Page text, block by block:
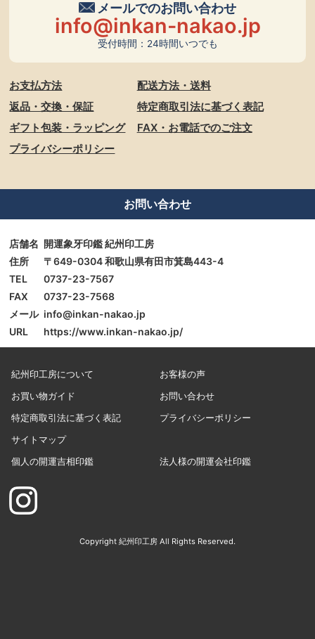
メールでのお問い合わせ
info@inkan-nakao.jp
受付時間：24時間いつでも
お支払方法
配送方法・送料
返品・交換・保証
特定商取引法に基づく表記
ギフト包装・ラッピング
FAX・お電話でのご注文
プライバシーポリシー
お問い合わせ
店舗名 開運象牙印鑑 紀州印工房
住所
〒649-0304 和歌山県有田市箕島443-4
TEL
0737-23-7567
FAX
0737-23-7568
メール info@inkan-nakao.jp
URL
https://www.inkan-nakao.jp/
紀州印工房について お客様の声
お買い物ガイド お問い合わせ
特定商取引法に基づく表記 プライバシーポリシー
サイトマップ
個人の開運吉相印鑑 法人様の開運会社印鑑
Copyright 紀州印工房 All Rights Reserved.